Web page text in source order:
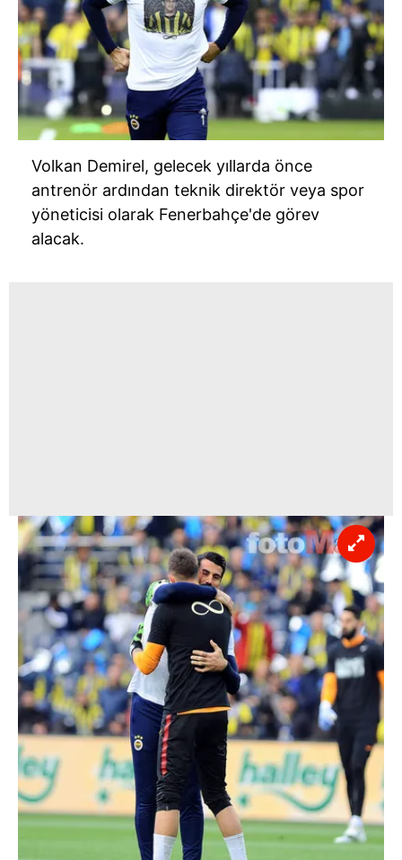
Volkan Demirel, gelecek yıllarda önce
antrenör ardından teknik direktör veya spor
yöneticisi olarak Fenerbahçe'de görev
alacak.